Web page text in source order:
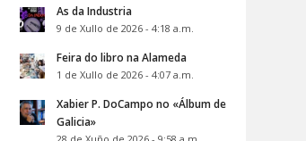
As da Industria
9 de Xullo de 2026 - 4:18 a.m.
Feira do libro na Alameda
1 de Xullo de 2026 - 4:07 a.m.
Xabier P. DoCampo no «Álbum de
Galicia»